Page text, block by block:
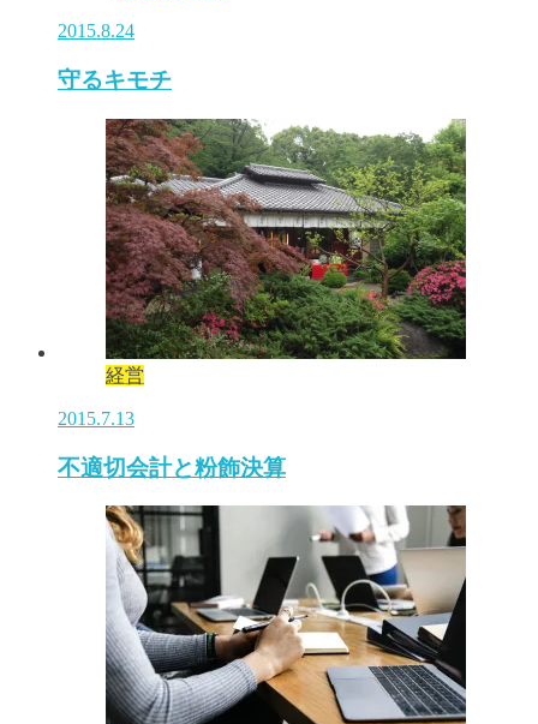
2015.8.24
守るキモチ
経営
2015.7.13
不適切会計と粉飾決算